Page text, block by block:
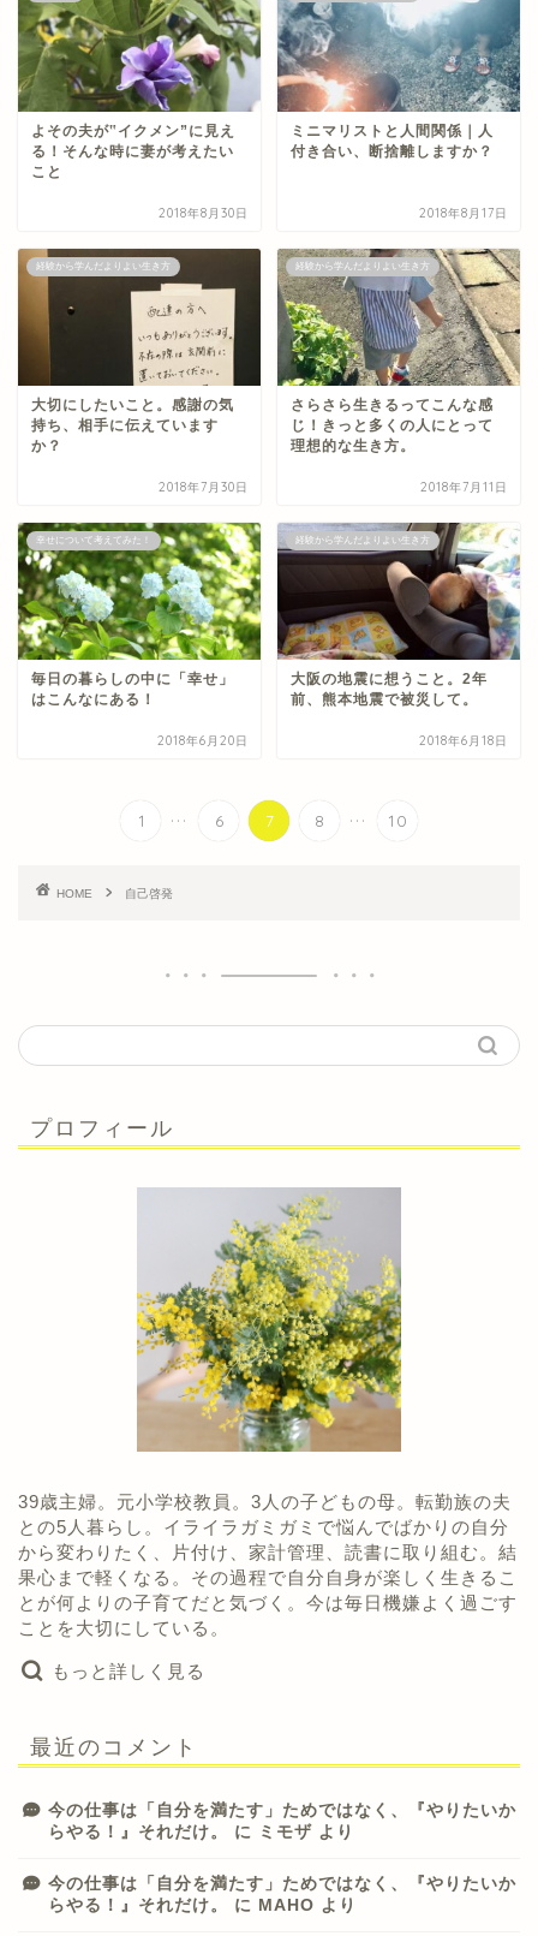
よその夫が‟イクメン”に見え
る！そんな時に妻が考えたい
こと
2018年8月30日
ミニマリストと人間関係｜人
付き合い、断捨離しますか？
2018年8月17日
経験から学んだよりよい生き方
大切にしたいこと。感謝の気
持ち、相手に伝えています
か？
2018年7月30日
経験から学んだよりよい生き方
さらさら生きるってこんな感
じ！きっと多くの人にとって
理想的な生き方。
2018年7月11日
幸せについて考えてみた！
毎日の暮らしの中に「幸せ」
はこんなにある！
2018年6月20日
経験から学んだよりよい生き方
大阪の地震に想うこと。2年
前、熊本地震で被災して。
2018年6月18日
1 ... 6 7 8 ... 10
HOME 自己啓発
プロフィール
39歳主婦。元小学校教員。3人の子どもの母。転勤族の夫
との5人暮らし。イライラガミガミで悩んでばかりの自分
から変わりたく、片付け、家計管理、読書に取り組む。結
果心まで軽くなる。その過程で自分自身が楽しく生きるこ
とが何よりの子育てだと気づく。今は毎日機嫌よく過ごす
ことを大切にしている。
もっと詳しく見る
最近のコメント
今の仕事は「自分を満たす」ためではなく、『やりたいか
らやる！』それだけ。
に ミモザ より
今の仕事は「自分を満たす」ためではなく、『やりたいか
らやる！』それだけ。
に MAHO より